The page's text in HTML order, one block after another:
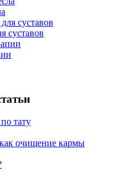
суставов
тату
очищение кармы